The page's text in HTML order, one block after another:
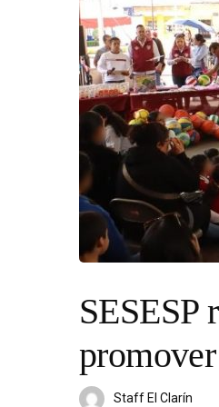
SESESP
Staff El Clarín